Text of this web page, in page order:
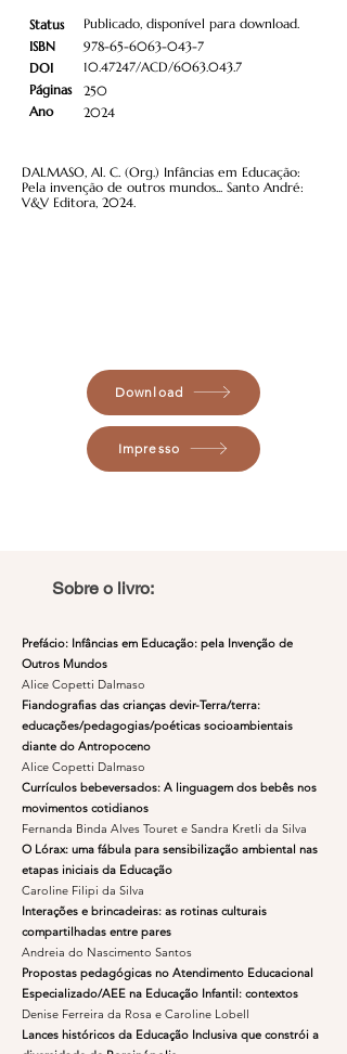
Status
ISBN
DOI
Páginas
Ano
Publicado, disponível para download.
978-65-6063-043-7
10.47247/ACD/6063.043.7
250
2024
DALMASO, Al. C. (Org.) Infâncias em Educação:
Pela invenção de outros mundos... Santo André:
V&V Editora, 2024.
Download
Impresso
Sobre o livro:
Prefácio: Infâncias em Educação: pela Invenção de
Outros Mundos
Alice Copetti Dalmaso
Fiandografias das crianças devir-Terra/terra:
educações/pedagogias/poéticas socioambientais
diante do Antropoceno
Alice Copetti Dalmaso
Currículos bebeversados: A linguagem dos bebês nos
movimentos cotidianos
Fernanda Binda Alves Touret e Sandra Kretli da Silva
O Lórax: uma fábula para sensibilização ambiental nas
etapas iniciais da Educação
Caroline Filipi da Silva
Interações e brincadeiras: as rotinas culturais
compartilhadas entre pares
Andreia do Nascimento Santos
Propostas pedagógicas no Atendimento Educacional
Especializado/AEE na Educação Infantil: contextos
Denise Ferreira da Rosa e Caroline Lobell
Lances históricos da Educação Inclusiva que constrói a